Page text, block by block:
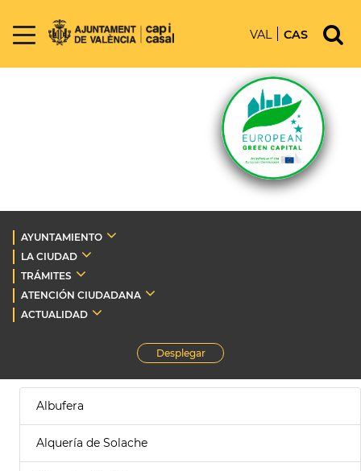
VAL CAS
AYUNTAMIENTO
LA CIUDAD
TRÁMITES
ATENCIÓN CIUDADANA
ACTUALIDAD
Desplegar
Albufera
Alquería de Solache